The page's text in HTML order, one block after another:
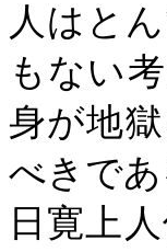
人はと
もない
身が地
べきであ
日寛上